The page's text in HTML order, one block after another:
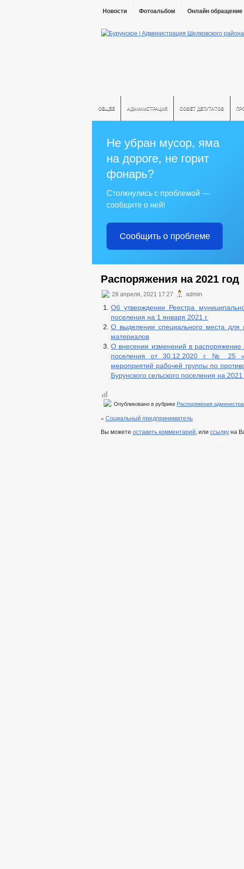
Новости Фотоальбом Онлайн обращение
ОБЩЕЕ АДМИНИСТРАЦИЯ СОВЕТ ДЕПУТАТОВ
Не убран мусор, яма
на дороге, не горит
фонарь?
Столкнулись с проблемой —
сообщите о ней!
Сообщить о проблеме
Распоряжения на 2021 год
28 апреля, 2021 17:27 admin
Об утверждении Реестра
поселения на 1 января 2021 г.
О выделении специального места для
материалов
О внесении изменений в распоряжение
поселения от 30.12.2020 г. № 25
мероприятий рабочей группы по
Бурунского сельского поселения на 2021
Опубликовано в рубрике Распоряжения
« Социальный предприниматель
Вы можете оставить комментарий, или ссылкуна